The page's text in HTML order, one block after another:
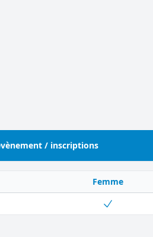
/ inscriptions
Femme